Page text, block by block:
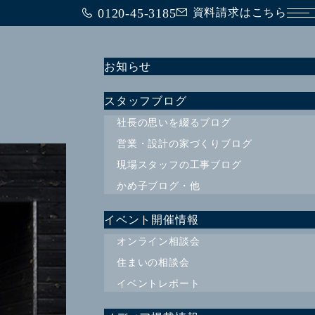
0120-45-3185 資料請求はこちら メ
お知らせ
スタッフブログ
社長の思いを綴るブログ
営業・設計の家づくりブログ
現場スタッフの工事ブログ
かめ子ブログ・他
イベント開催情報
オンライン相談会
住まいの相談会
イベントレポート